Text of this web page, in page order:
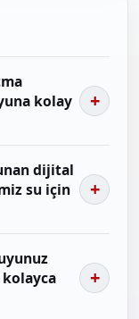
kolay
dijital
su için
kolayca